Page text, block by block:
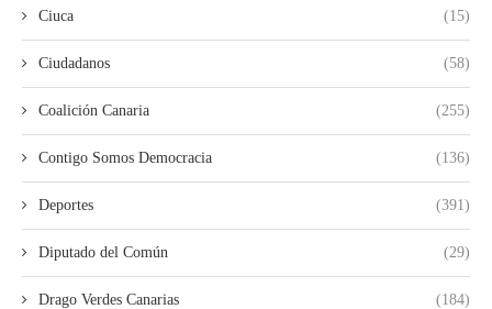
Ciuca (15)
Ciudadanos (58)
Coalición Canaria (255)
Contigo Somos Democracia (136)
Deportes (391)
Diputado del Común (29)
Drago Verdes Canarias (184)